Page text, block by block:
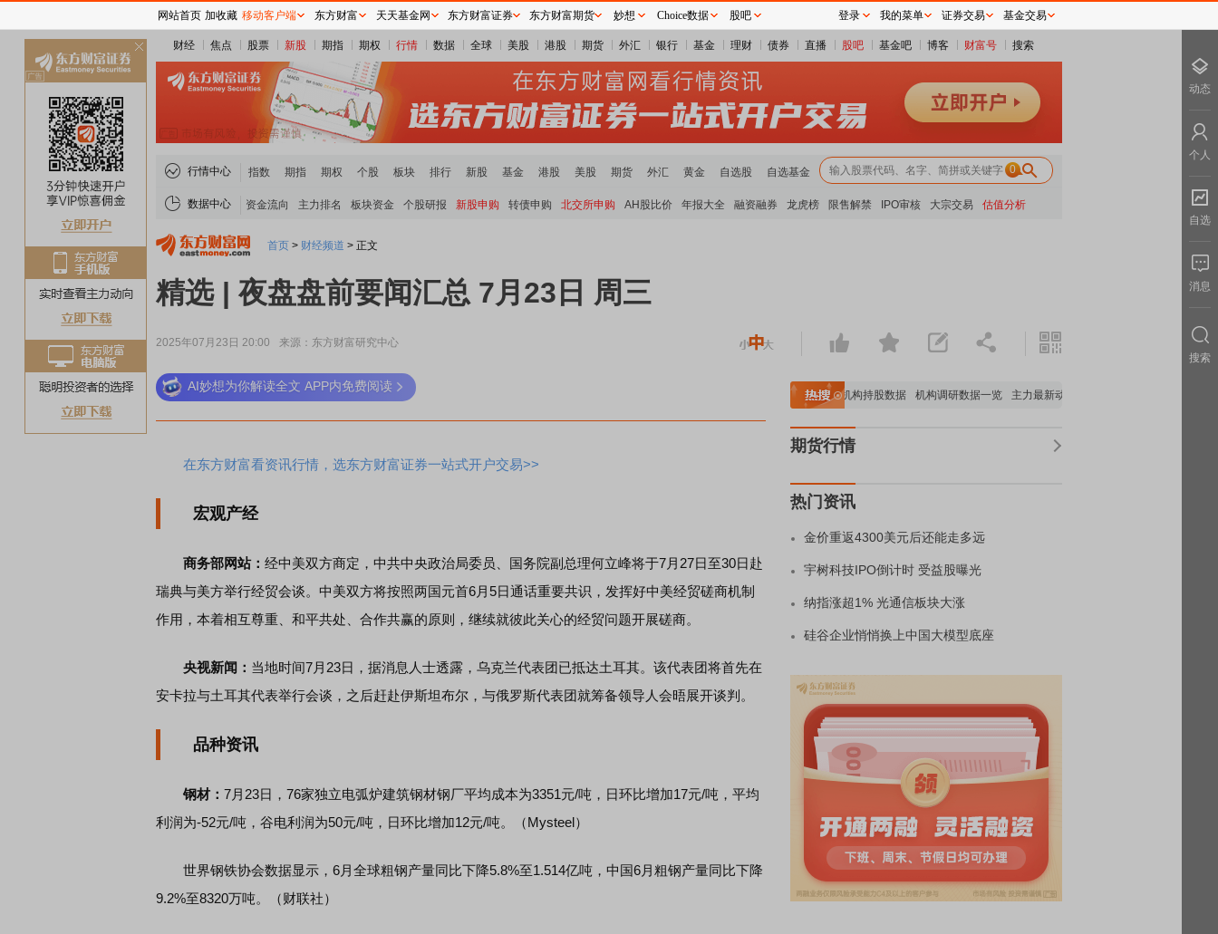
财经 焦点 股票 新股 期指 期权 行情 数据 全球 美股 港股 期货 外汇 银行 基金 理财 债券 直播 股吧 基金吧 博客 财富号 搜索
行情中心 指数 期指 期权 个股 板块 排行 新股 基金 港股 美股 期货 外汇 黄金 自选股 自选基金 0
数据中心 资金流向 主力排名 板块资金 个股研报 新股申购 转债申购 北交所申购 AH股比价 年报大全 融资融券 龙虎榜 限售解禁 IPO审核 大宗交易 估值分析
首页 > 财经频道 > 正文
精选 | 夜盘盘前要闻汇总 7月23日 周三
2025年07月23日 20:00 来源：东方财富研究中心
AI妙想为你解读全文 APP内免费阅读
在东方财富看资讯行情，选东方财富证券一站式开户交易>>
宏观产经
商务部网站： 经中美双方商定，中共中央政治局委员、国务院副总理何立峰将于7月27日至30日赴
瑞典与美方举行经贸会谈。中美双方将按照两国元首6月5日通话重要共识，发挥好中美经贸磋商机制
作用，本着相互尊重、和平共处、合作共赢的原则，继续就彼此关心的经贸问题开展磋商。
央视新闻： 当地时间7月23日，据消息人士透露，乌克兰代表团已抵达土耳其。该代表团将首先在
安卡拉与土耳其代表举行会谈，之后赶赴伊斯坦布尔，与俄罗斯代表团就筹备领导人会晤展开谈判。
品种资讯
钢材： 7月23日，76家独立电弧炉建筑钢材钢厂平均成本为3351元/吨，日环比增加17元/吨，平均
利润为-52元/吨，谷电利润为50元/吨，日环比增加12元/吨。（Mysteel）
世界钢铁协会数据显示，6月全球粗钢产量同比下降5.8%至1.514亿吨，中国6月粗钢产量同比下降
9.2%至8320万吨。（财联社）
稀土板块领涨 A股估值分析全览 重要机构持股数据 机构调研数据一览 主力最新动向
期货行情
热门资讯
金价重返4300美元后还能走多远
宇树科技IPO倒计时 受益股曝光
纳指涨超1% 光通信板块大涨
硅谷企业悄悄换上中国大模型底座
网站首页 加收藏 移动客户端 东方财富 天天基金网 东方财富证券 东方财富期货 妙想 Choice数据 股吧 登录 我的菜单 证券交易 基金交易
动态
个人
自选
消息
搜索
关